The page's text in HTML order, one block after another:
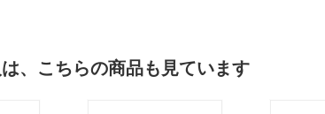
、こちらの商品も見ています